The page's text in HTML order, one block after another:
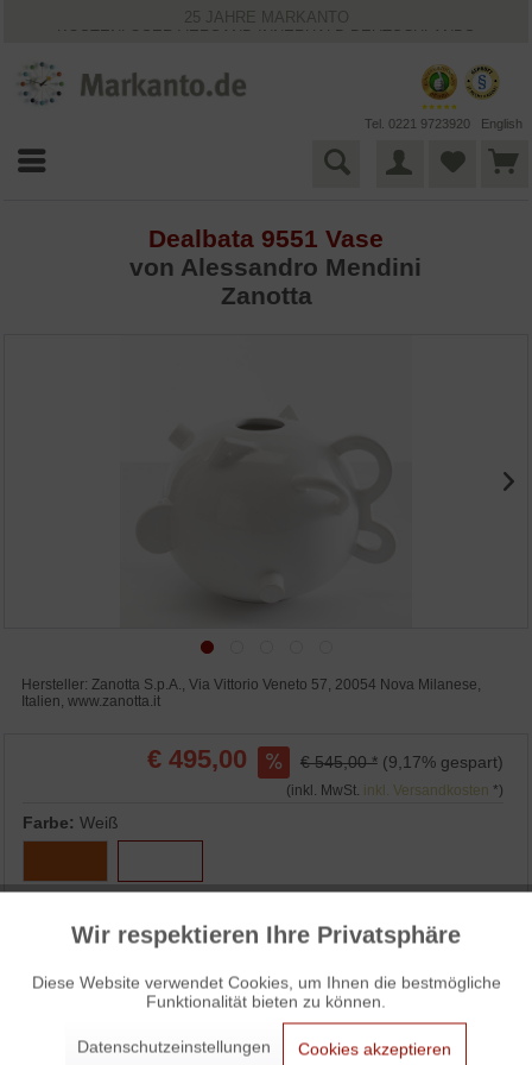
25 JAHRE MARKANTO
KOSTENLOSER VERSAND INNERHALB DEUTSCHLANDS
VIELFÄLTIGE ZAHLUNGSMÖGLICHKEITEN
BESTPRICE-GARANTIE
Tel. 0221 9723920 English
Dealbata 9551 Vase
von Alessandro Mendini
Zanotta
Hersteller: Zanotta S.p.A., Via Vittorio Veneto 57, 20054 Nova Milanese,
Italien, www.zanotta.it
€ 495,00 € 545,00 * (9,17% gespart)
(inkl. MwSt. inkl. Versandkosten *)
Farbe:Weiß
WUNSCHLISTE ANFRAGEN
3% Skonto bei Vorkasse: € 480,15
Funktionale Aktiv
Aktiv
Wir respektieren Ihre Privatsphäre
Diese Website verwendet Cookies, um Ihnen die bestmögliche
Funktionalität bieten zu können.
Datenschutzeinstellungen Cookies akzeptieren